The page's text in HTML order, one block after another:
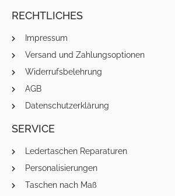
RECHTLICHES
Impressum
Versand und Zahlungsoptionen
Widerrufsbelehrung
AGB
Datenschutzerklärung
SERVICE
Ledertaschen Reparaturen
Personalisierungen
Taschen nach Maß